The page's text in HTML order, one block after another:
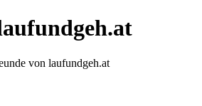
von laufundgeh.at